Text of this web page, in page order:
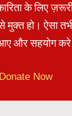
के लिए ज़रूरी
मुक्त हो। ऐसा
और सहयोग करे
Donate Now